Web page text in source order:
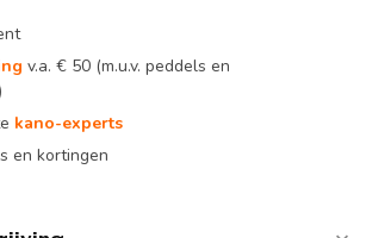
v.a. € 50 (m.u.v. peddels en
kano-experts
en kortingen